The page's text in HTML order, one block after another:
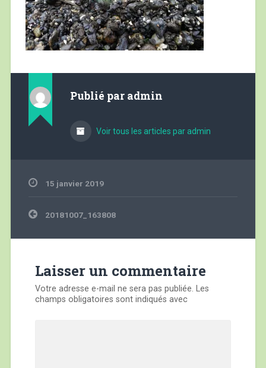
Publié par admin
Voir tous les articles par admin
15 janvier 2019
Navigation
de
20181007_163808
Laisser un commentaire
Votre adresse e-mail ne sera pas publiée. Les
champs obligatoires sont indiqués avec